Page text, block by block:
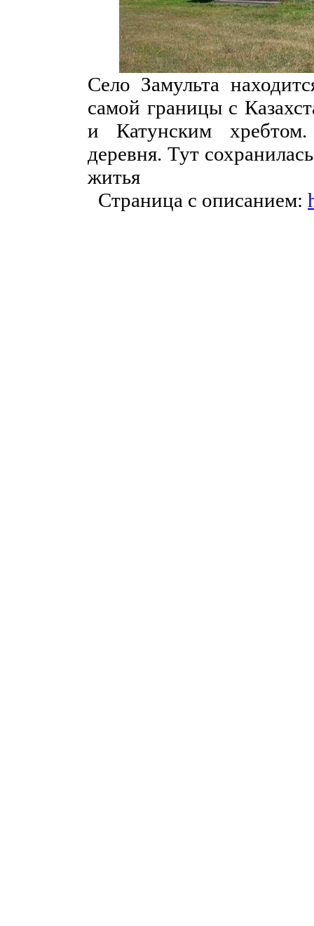
Село Замульта
самой границы с
и Катунским хребтом.
деревня. Тут
житья
Страница с описанием: